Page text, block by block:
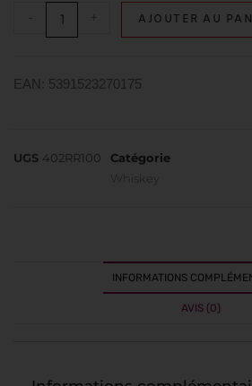
- + AJOUTER AU
EAN: 5391523270175
UGS 402RR100
Catégorie
INFORMATIONS
AVIS (0)